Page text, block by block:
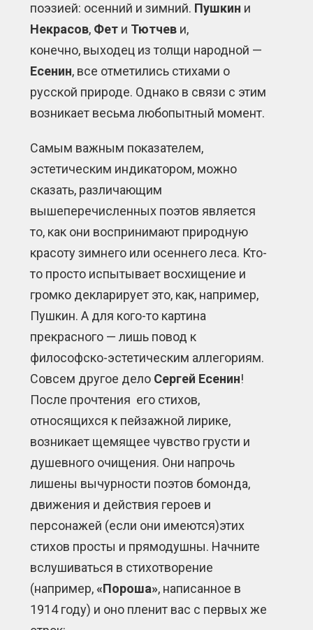
поэзией: осенний и зимний. Пушкин и
Некрасов, Фет и Тютчев и,
конечно, выходец из толщи народной —
Есенин, все отметились стихами о
русской природе. Однако в связи с этим
возникает весьма любопытный момент.
Самым важным показателем,
эстетическим индикатором, можно
сказать, различающим
вышеперечисленных поэтов является
то, как они воспринимают природную
красоту зимнего или осеннего леса. Кто-
то просто испытывает восхищение и
громко декларирует это, как, например,
Пушкин. А для кого-то картина
прекрасного — лишь повод к
философско-эстетическим аллегориям.
Совсем другое дело Сергей Есенин!
После прочтения его стихов,
относящихся к пейзажной лирике,
возникает щемящее чувство грусти и
душевного очищения. Они напрочь
лишены вычурности поэтов бомонда,
движения и действия героев и
персонажей (если они имеются)этих
стихов просты и прямодушны. Начните
вслушиваться в стихотворение
(например,«Пороша», написанное в
1914 году) и оно пленит вас с первых же